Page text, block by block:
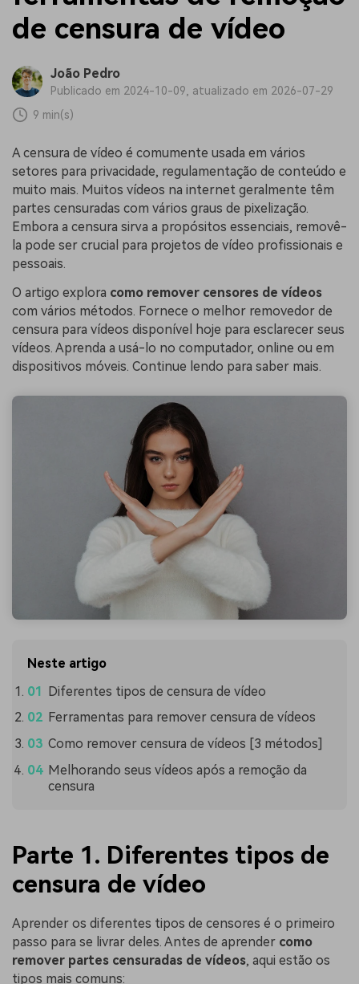
de censura de vídeo
João Pedro
Publicado em 2024-10-09, atualizado em 2026-07-29
9 min(s)
A censura de vídeo é comumente usada em vários
setores para privacidade, regulamentação de conteúdo e
muito mais. Muitos vídeos na internet geralmente têm
partes censuradas com vários graus de pixelização.
Embora a censura sirva a propósitos essenciais, removê-
la pode ser crucial para projetos de vídeo profissionais e
pessoais.
O artigo explora como remover censores de vídeos
com vários métodos. Fornece o melhor removedor de
censura para vídeos disponível hoje para esclarecer seus
vídeos. Aprenda a usá-lo no computador, online ou em
dispositivos móveis. Continue lendo para saber mais.
Neste artigo
Diferentes tipos de censura de vídeo
Ferramentas para remover censura de vídeos
Como remover censura de vídeos [3 métodos]
Melhorando seus vídeos após a remoção da
censura
Parte 1. Diferentes tipos de
censura de vídeo
Aprender os diferentes tipos de censores é o primeiro
passo para se livrar deles. Antes de aprender como
remover partes censuradas de vídeos, aqui estão os
tipos mais comuns: